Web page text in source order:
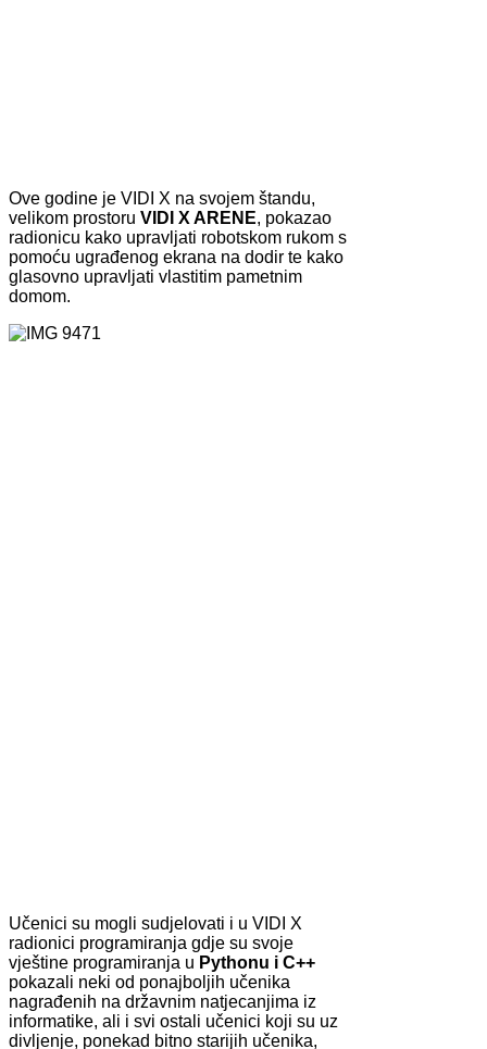
Ove godine je VIDI X na svojem štandu,
velikom prostoru VIDI X ARENE, pokazao
radionicu kako upravljati robotskom rukom s
pomoću ugrađenog ekrana na dodir te kako
glasovno upravljati vlastitim pametnim
domom.
Učenici su mogli sudjelovati i u VIDI X
radionici programiranja gdje su svoje
vještine programiranja u Pythonu i C++
pokazali neki od ponajboljih učenika
nagrađenih na državnim natjecanjima iz
informatike, ali i svi ostali učenici koji su uz
divljenje, ponekad bitno starijih učenika,